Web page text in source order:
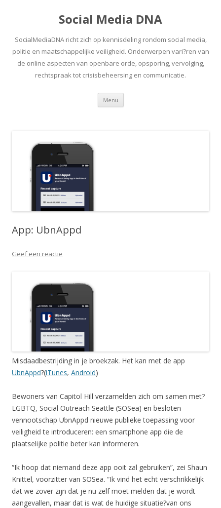
Social Media DNA
SocialMediaDNA richt zich op kennisdeling rondom social media,
politie en maatschappelijke veiligheid. Onderwerpen vari?ren van
de online aspecten van openbare orde, opsporing, vervolging,
rechtspraak tot crisisbeheersing en communicatie.
Menu Spring
inhoud
App: UbnAppd
Geef een reactie
Misdaadbestrijding in je broekzak. Het kan met de app
UbnAppd?(iTunes, Android)
Bewoners van Capitol Hill verzamelden zich om samen met?
LGBTQ, Social Outreach Seattle (SOSea) en besloten
vennootschap UbnAppd nieuwe publieke toepassing voor
veiligheid te introduceren: een smartphone app die de
plaatselijke politie beter kan informeren.
“Ik hoop dat niemand deze app ooit zal gebruiken”, zei Shaun
Knittel, voorzitter van SOSea. “Ik vind het echt verschrikkelijk
dat we zover zijn dat je nu zelf moet melden dat je wordt
aangevallen, maar dat is wat de huidige situatie?van ons